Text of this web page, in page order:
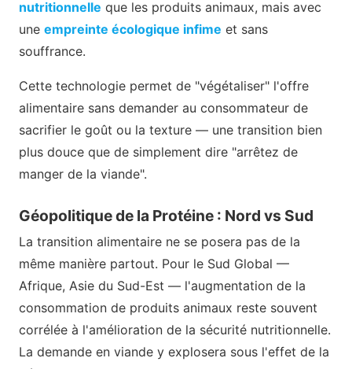
nutritionnelle que les produits animaux, mais avec
une empreinte écologique infime et sans
souffrance.
Cette technologie permet de "végétaliser" l'offre
alimentaire sans demander au consommateur de
sacrifier le goût ou la texture — une transition bien
plus douce que de simplement dire "arrêtez de
manger de la viande".
Géopolitique de la Protéine : Nord vs Sud
La transition alimentaire ne se posera pas de la
même manière partout. Pour le Sud Global —
Afrique, Asie du Sud-Est — l'augmentation de la
consommation de produits animaux reste souvent
corrélée à l'amélioration de la sécurité nutritionnelle.
La demande en viande y explosera sous l'effet de la